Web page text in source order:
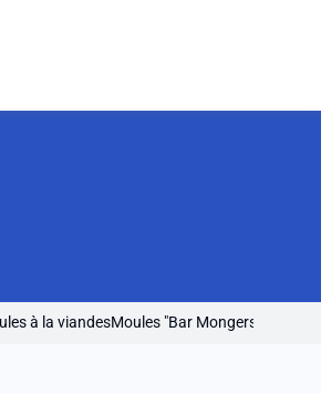
à la viandesMoules "Bar Mongers"